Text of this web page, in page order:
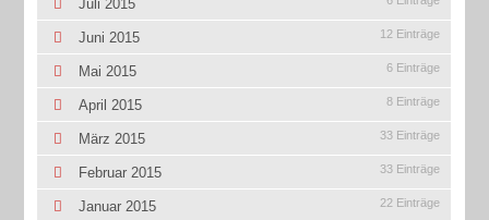
Juli 2015
Juni 2015 12 Einträge
Mai 2015 6 Einträge
April 2015 8 Einträge
März 2015 33 Einträge
Februar 2015 33 Einträge
Januar 2015 22 Einträge